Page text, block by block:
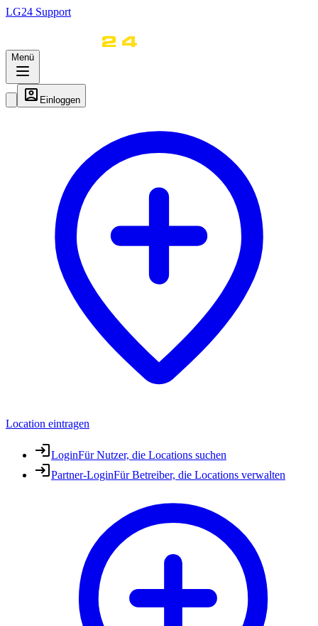
LG24 Support
Menü
Einloggen
Location eintragen
LoginFür Nutzer, die Locations suchen
Partner-LoginFür Betreiber, die Locations verwalten